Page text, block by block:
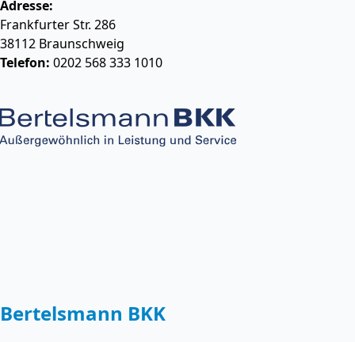
Adresse:
Frankfurter Str. 286
38112 Braunschweig
Telefon: 0202 568 333 1010
Bertelsmann BKK